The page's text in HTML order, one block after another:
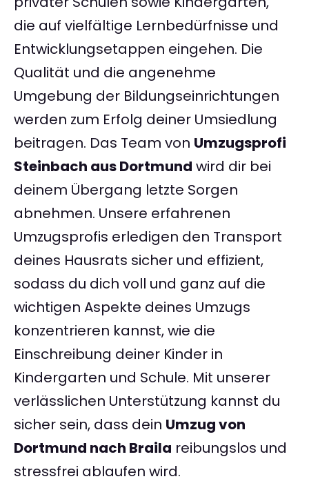
die auf vielfältige Lernbedürfnisse und
Entwicklungsetappen eingehen. Die
Qualität und die angenehme
Umgebung der Bildungseinrichtungen
werden zum Erfolg deiner Umsiedlung
beitragen. Das Team von Umzugsprofi
Steinbach aus Dortmund wird dir bei
deinem Übergang letzte Sorgen
abnehmen. Unsere erfahrenen
Umzugsprofis erledigen den Transport
deines Hausrats sicher und effizient,
sodass du dich voll und ganz auf die
wichtigen Aspekte deines Umzugs
konzentrieren kannst, wie die
Einschreibung deiner Kinder in
Kindergarten und Schule. Mit unserer
verlässlichen Unterstützung kannst du
sicher sein, dass dein Umzug von
Dortmund nach Braila reibungslos und
stressfrei ablaufen wird.